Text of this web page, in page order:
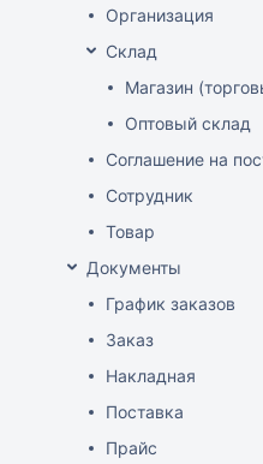
Организация
Склад
Магазин
Оптовый склад
Соглашение на
Сотрудник
Товар
Документы
График заказов
Заказ
Накладная
Поставка
Прайс